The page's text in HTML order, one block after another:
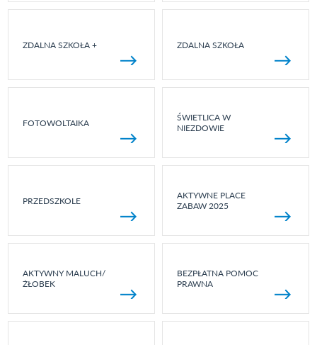
ZDALNA SZKOŁA + ZDALNA SZKOŁA
FOTOWOLTAIKA
ŚWIETLICA W
NIEZDOWIE
PRZEDSZKOLE
AKTYWNE PLACE
ZABAW 2025
AKTYWNY MALUCH/
ŻŁOBEK
BEZPŁATNA POMOC
PRAWNA